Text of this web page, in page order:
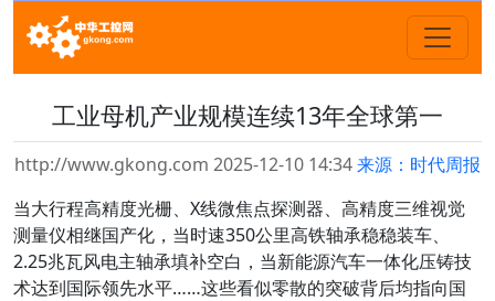
工业母机产业规模连续13年全球第一
http://www.gkong.com 2025-12-10 14:34来源：时代周报
当大行程高精度光栅、X线微焦点探测器、高精度三维视觉
测量仪相继国产化，当时速350公里高铁轴承稳稳装车、
2.25兆瓦风电主轴承填补空白，当新能源汽车一体化压铸技
术达到国际领先水平……这些看似零散的突破背后均指向国